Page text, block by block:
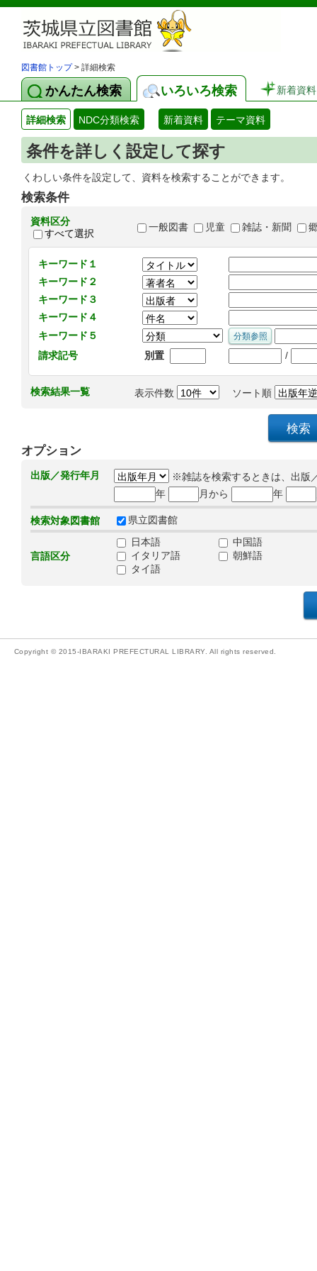
図書館トップ> 詳細検索
かんたん検索 いろいろ検索 新着資料
詳細検索 NDC分類検索 新着資料 テーマ資料
条件を詳しく設定して探す
くわしい条件を設定して、資料を検索することができます。
検索条件
資料区分
すべて選択
一般図書 児童 雑誌・新聞
キーワード１
キーワード２
キーワード３
キーワード４
キーワード５
請求記号
別置 /
検索結果一覧 表示件数 ソート順
オプション
出版／発行年月
※雑誌を検索するときは、出版
年
月から 年
検索対象図書館 県立図書館
言語区分
日本語
中国語
イタリア語
朝鮮語
タイ語
Copyright © 2015-IBARAKI PREFECTURAL LIBRARY. All rights reserved.